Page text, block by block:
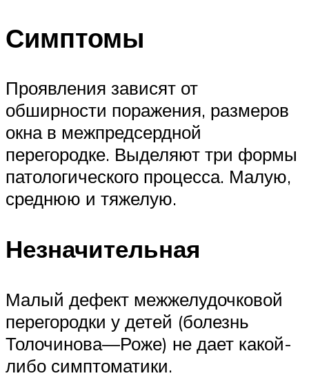
Симптомы
Проявления зависят от
обширности поражения, размеров
окна в межпредсердной
перегородке. Выделяют три формы
патологического процесса. Малую,
среднюю и тяжелую.
Незначительная
Малый дефект межжелудочковой
перегородки у детей (болезнь
Толочинова—Роже) не дает какой-
либо симптоматики.